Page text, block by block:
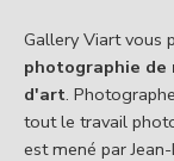
Gallery Viart vous
photographie de
d'art.
tout le travail
est mené par